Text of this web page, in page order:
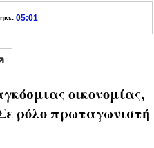
05:01
οικονομίας,
ρόλο πρωταγωνιστή